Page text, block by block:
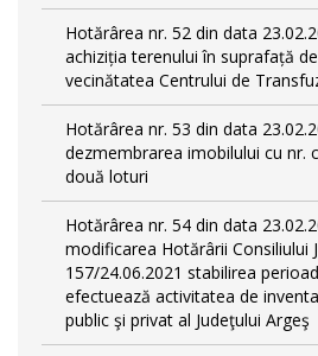
Hotărârea nr. 52 din data
achiziția terenului în suprafață
vecinătatea Centrului de
Hotărârea nr. 53 din data
dezmembrarea imobilului cu nr.
două loturi
Hotărârea nr. 54 din data
modificarea Hotărârii Consiliului
157/24.06.2021 stabilirea
efectuează activitatea de
public şi privat al Judeţului Argeş